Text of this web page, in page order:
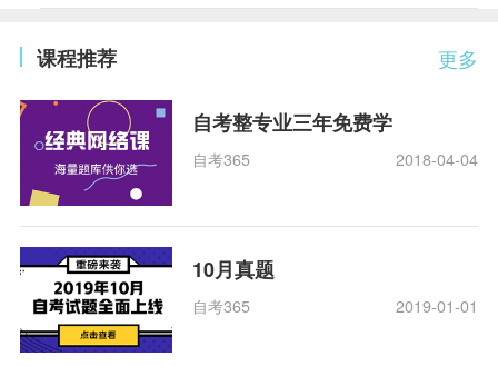
更多
课程推荐
自考整专业三年免费学
自考365 2018-04-04
10月真题
自考365 2019-01-01